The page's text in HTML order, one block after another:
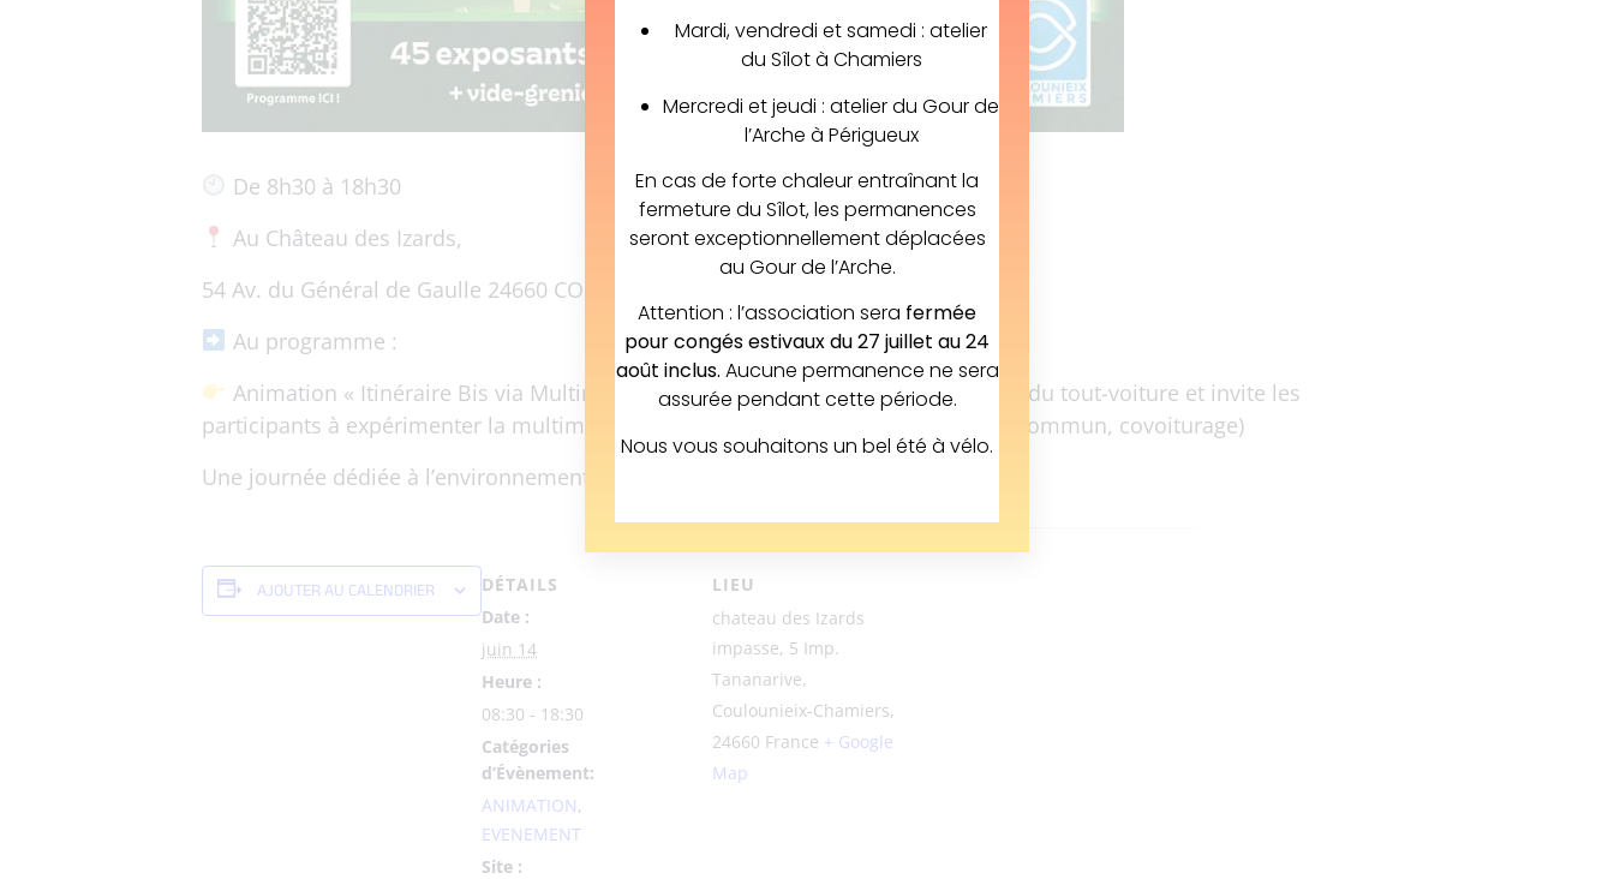
De 8h30 à 18h30
Au Château des Izards,
54 Av. du Général de Gaulle 24660 COULOUNIEIX-CHAMIERS
Au programme :
Animation « Itinéraire Bis via Multimodalité » : une animation qui vise à sortir du tout-voiture et invite les
participants à expérimenter la multimodalité active (vélo, marche, transports en commun, covoiturage)
Une journée dédiée à l’environnement, au partage et aux mobilités alternatives !
AJOUTER AU CALENDRIER
DÉTAILS
Date :
juin 14
Heure :
08:30 - 18:30
Catégories
d’Évènement:
ANIMATION,
EVENEMENT
Site :
LIEU
chateau des Izards
impasse, 5 Imp.
Tananarive,
Coulounieix-Chamiers,
24660 France + Google
Map
Mardi, vendredi et samedi : atelier
du Sîlot à Chamiers
Mercredi et jeudi : atelier du Gour de
l’Arche à Périgueux
En cas de forte chaleur entraînant la
fermeture du Sîlot, les permanences
seront exceptionnellement déplacées
au Gour de l’Arche.
Attention : l’association sera fermée
pour congés estivaux du 27 juillet au 24
août inclus. Aucune permanence ne sera
assurée pendant cette période.
Nous vous souhaitons un bel été à vélo.